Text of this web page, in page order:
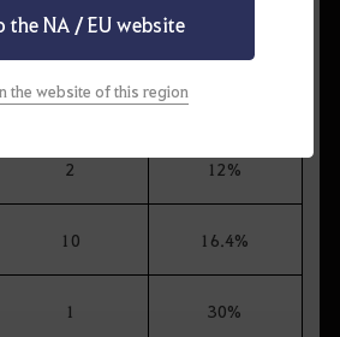
the NA / EU website
the website of this region
5
20
2 12%
10 16.4%
1 30%